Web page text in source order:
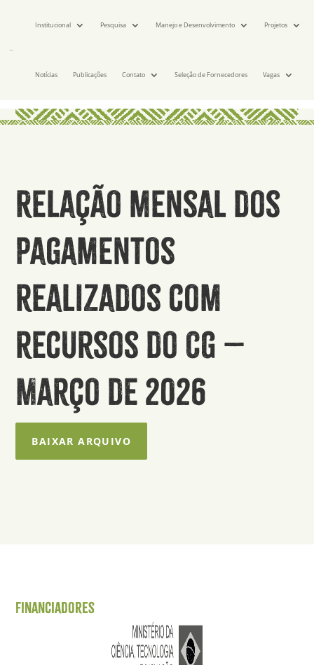
Institucional Pesquisa Manejo e Desenvolvimento Projetos
Notícias Publicações Contato Seleção de Fornecedores Vagas
Relação mensal dos
pagamentos
realizados com
recursos do CG –
Março de 2026
BAIXAR ARQUIVO
Financiadores